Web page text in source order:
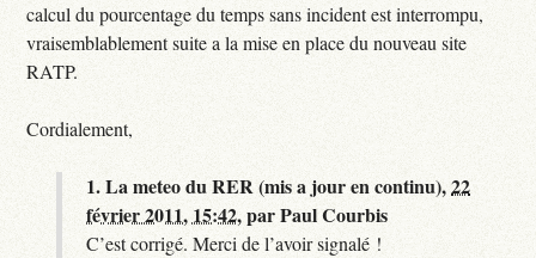
calcul du pourcentage du temps sans incident est interrompu,
vraisemblablement suite a la mise en place du nouveau site
RATP.
Cordialement,
1.La meteo du RER (mis a jour en continu),22
février 2011, 15:42,parPaul Courbis
C’est corrigé. Merci de l’avoir signalé !